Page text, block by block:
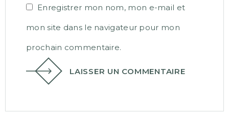
Enregistrer mon nom, mon e-mail et
mon site dans le navigateur pour mon
prochain commentaire.
LAISSER UN COMMENTAIRE